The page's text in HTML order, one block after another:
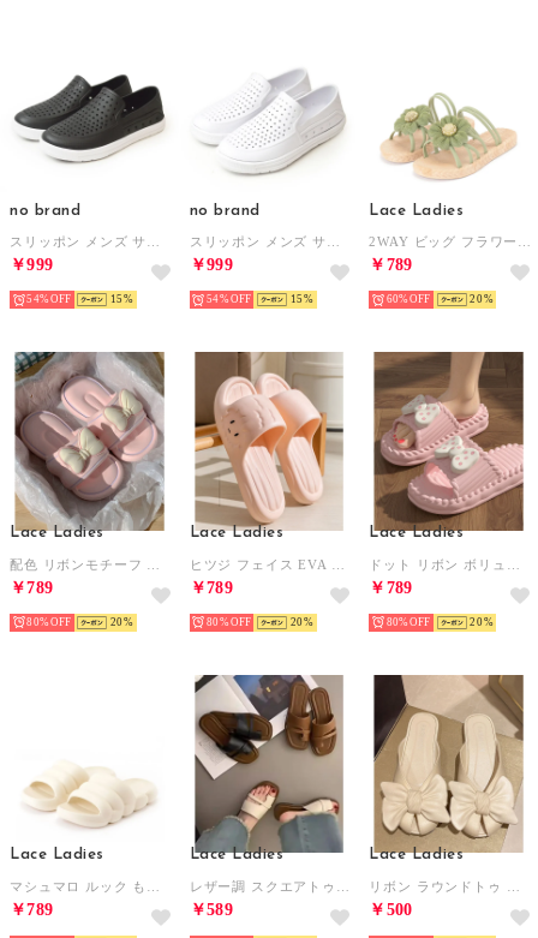
no brand
￥999
54% 15
no brand
￥999
54% 15
Lace Ladies
￥789
60% 20
Lace Ladies
￥789
80% 20
Lace Ladies
￥789
80% 20
Lace Ladies
￥789
80% 20
Lace Ladies
￥789
Lace Ladies
￥589
Lace Ladies
￥500